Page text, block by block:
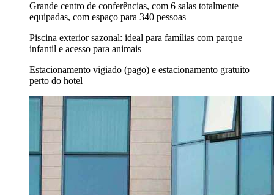
Grande centro de conferências, com 6 salas totalmente
equipadas, com espaço para 340 pessoas
Piscina exterior sazonal: ideal para famílias com parque
infantil e acesso para animais
Estacionamento vigiado (pago) e estacionamento gratuito
perto do hotel